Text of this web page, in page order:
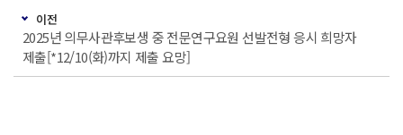
이전
2025년 의무사관후보생 중 전문연구요원 선발전형 응시 희망자
제출[*12/10(화)까지 제출 요망]